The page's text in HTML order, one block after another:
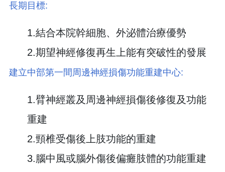
長期目標:
1.結合本院幹細胞、外泌體治療優勢
2.期望神經修復再生上能有突破性的發展
建立中部第一間周邊神經損傷功能重建中心:
1.臂神經叢及周邊神經損傷後修復及功能
重建
2.頸椎受傷後上肢功能的重建
3.腦中風或腦外傷後偏癱肢體的功能重建